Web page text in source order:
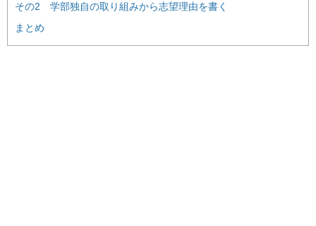
その2 学部独自の取り組みから志望理由を書く
まとめ